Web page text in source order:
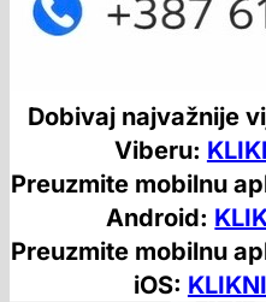
Dobivaj najvažnije
Viberu:
Preuzmite mobilnu
Android:
Preuzmite mobilnu
iOS: